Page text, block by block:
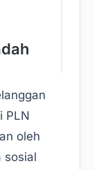
PLN
oleh
sosial